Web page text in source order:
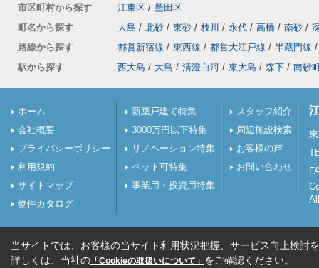
市区町村から探す 江東区 / 墨田区
町名から探す
大島 / 北砂 / 東砂 / 枝川 / 永代 / 高橋 / 南砂 /
路線から探す
都営新宿線 / 東西線 / 都営大江戸線 / 半蔵門線 /
駅から探す
西大島 / 大島 / 清澄白河 / 東大島 / 森下 / 南砂
ホーム
会社概要
プライバシーポリシー
利用規約
サイトマップ
物件カタログ
新築戸建て特集
3000万円以下特集
リノベーション特集
ペット可特集
事業用・投資用特集
スタッフ紹介
周辺施設検索
お客様の声
お問い合わせ
当サイトでは、お客様の当サイト利用状況把握、サービス向上検討
詳しくは、当社の 「Cookieの取扱いについて」 をご確認ください。